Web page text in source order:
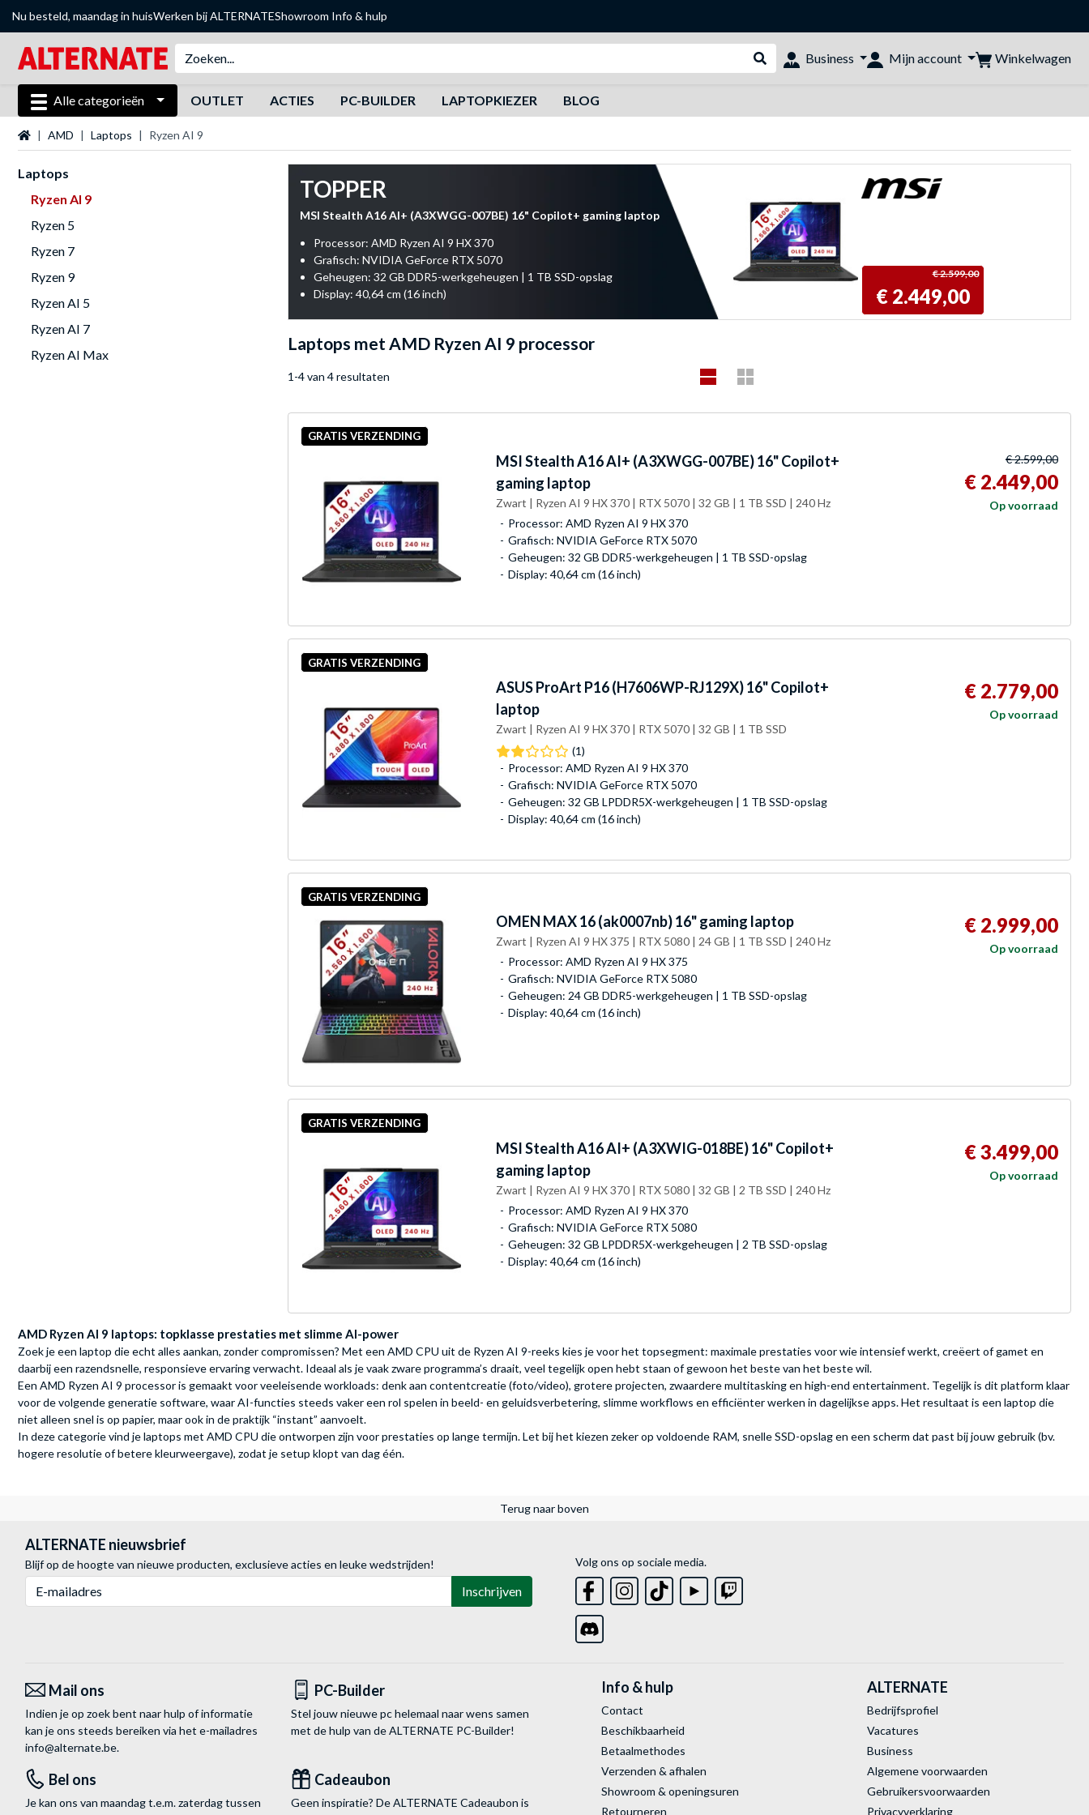
Nu besteld, maandag in huisWerken bij ALTERNATEShowroom Info & hulp
Webshop doorzoeken
Business Mijn account Winkelwagen
Alle categorieën OUTLET ACTIES PC-BUILDER LAPTOPKIEZER BLOG
Startpagina
AMD Laptops Ryzen AI 9
Laptops
Ryzen AI 9
Ryzen 5
Ryzen 7
Ryzen 9
Ryzen AI 5
Ryzen AI 7
Ryzen AI Max
TOPPER
MSI Stealth A16 AI+ (A3XWGG-007BE) 16" Copilot+ gaming laptop
Processor: AMD Ryzen AI 9 HX 370
Grafisch: NVIDIA GeForce RTX 5070
Geheugen: 32 GB DDR5-werkgeheugen | 1 TB SSD-opslag
Display: 40,64 cm (16 inch)
€ 2.599,00
€ 2.449,00
Laptops met AMD Ryzen AI 9 processor
1-4 van 4 resultaten
GRATIS VERZENDING
MSIStealth A16 AI+ (A3XWGG-007BE) 16" Copilot+
gaming laptop
Zwart | Ryzen AI 9 HX 370 | RTX 5070 | 32 GB | 1 TB SSD | 240 Hz
Processor: AMD Ryzen AI 9 HX 370
Grafisch: NVIDIA GeForce RTX 5070
Geheugen: 32 GB DDR5-werkgeheugen | 1 TB SSD-opslag
Display: 40,64 cm (16 inch)
€ 2.599,00
€ 2.449,00
Op voorraad
GRATIS VERZENDING
ASUSProArt P16 (H7606WP-RJ129X) 16" Copilot+
laptop
Zwart | Ryzen AI 9 HX 370 | RTX 5070 | 32 GB | 1 TB SSD
(1)
Processor: AMD Ryzen AI 9 HX 370
Grafisch: NVIDIA GeForce RTX 5070
Geheugen: 32 GB LPDDR5X-werkgeheugen | 1 TB SSD-opslag
Display: 40,64 cm (16 inch)
€ 2.779,00
Op voorraad
GRATIS VERZENDING
OMEN MAX 16 (ak0007nb) 16" gaming laptop
Zwart | Ryzen AI 9 HX 375 | RTX 5080 | 24 GB | 1 TB SSD | 240 Hz
Processor: AMD Ryzen AI 9 HX 375
Grafisch: NVIDIA GeForce RTX 5080
Geheugen: 24 GB DDR5-werkgeheugen | 1 TB SSD-opslag
Display: 40,64 cm (16 inch)
€ 2.999,00
Op voorraad
GRATIS VERZENDING
MSIStealth A16 AI+ (A3XWIG-018BE) 16" Copilot+
gaming laptop
Zwart | Ryzen AI 9 HX 370 | RTX 5080 | 32 GB | 2 TB SSD | 240 Hz
Processor: AMD Ryzen AI 9 HX 370
Grafisch: NVIDIA GeForce RTX 5080
Geheugen: 32 GB LPDDR5X-werkgeheugen | 2 TB SSD-opslag
Display: 40,64 cm (16 inch)
€ 3.499,00
Op voorraad
AMD Ryzen AI 9 laptops: topklasse prestaties met slimme AI-power
Zoek je een laptop die echt alles aankan, zonder compromissen? Met een AMD CPU uit de Ryzen AI 9-reeks kies je voor het topsegment: maximale prestaties voor wie intensief werkt, creëert of gamet en
daarbij een razendsnelle, responsieve ervaring verwacht. Ideaal als je vaak zware programma’s draait, veel tegelijk open hebt staan of gewoon het beste van het beste wil.
Een AMD Ryzen AI 9 processor is gemaakt voor veeleisende workloads: denk aan contentcreatie (foto/video), grotere projecten, zwaardere multitasking en high-end entertainment. Tegelijk is dit platform klaar
voor de volgende generatie software, waar AI-functies steeds vaker een rol spelen in beeld- en geluidsverbetering, slimme workflows en efficiënter werken in dagelijkse apps. Het resultaat is een laptop die
niet alleen snel is op papier, maar ook in de praktijk “instant” aanvoelt.
In deze categorie vind je laptops met AMD CPU die ontworpen zijn voor prestaties op lange termijn. Let bij het kiezen zeker op voldoende RAM, snelle SSD-opslag en een scherm dat past bij jouw gebruik (bv.
hogere resolutie of betere kleurweergave), zodat je setup klopt van dag één.
Terug naar boven
ALTERNATE nieuwsbrief
Blijf op de hoogte van nieuwe producten, exclusieve acties en leuke wedstrijden!
Inschrijven
Volg ons op sociale media.
Mail ons
Indien je op zoek bent naar hulp of informatie
kan je ons steeds bereiken via het e-mailadres
info@alternate.be.
PC-Builder
Stel jouw nieuwe pc helemaal naar wens samen
met de hulp van de ALTERNATE PC-Builder!
Bel ons
Je kan ons van maandag t.e.m. zaterdag tussen
Cadeaubon
Geen inspiratie? De ALTERNATE Cadeaubon is
Info & hulp
Contact
Beschikbaarheid
Betaalmethodes
Verzenden & afhalen
Showroom & openingsuren
Retourneren
ALTERNATE
Bedrijfsprofiel
Vacatures
Business
Algemene voorwaarden
Gebruikersvoorwaarden
Privacyverklaring